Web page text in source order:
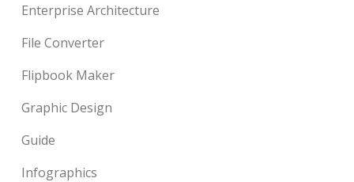
Enterprise Architecture
File Converter
Flipbook Maker
Graphic Design
Guide
Infographics